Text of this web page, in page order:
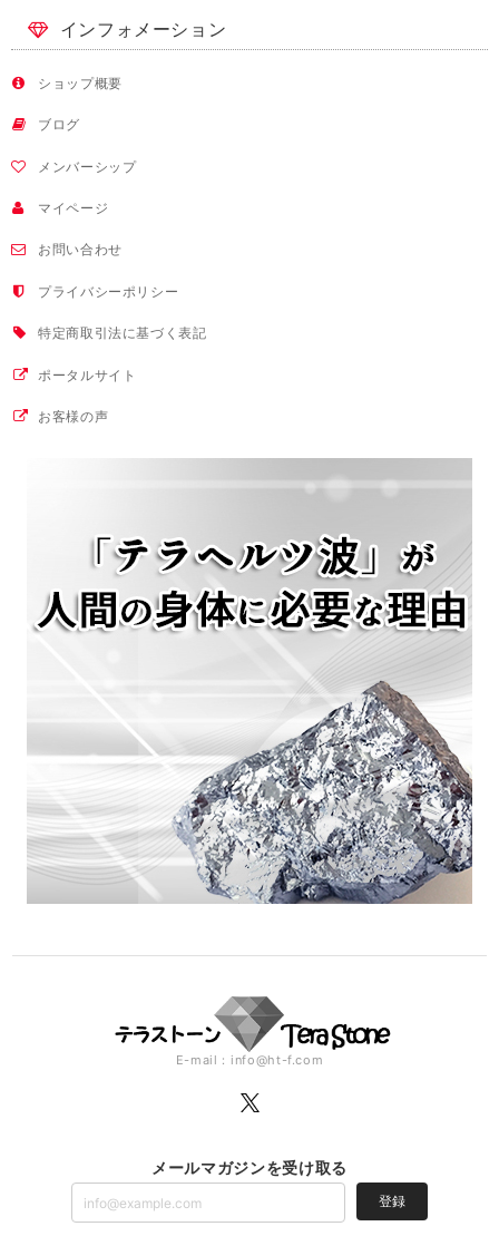
インフォメーション
ショップ概要
ブログ
メンバーシップ
マイページ
お問い合わせ
プライバシーポリシー
特定商取引法に基づく表記
ポータルサイト
お客様の声
E-mail： info@ht-f.com
メールマガジンを受け取る
登録